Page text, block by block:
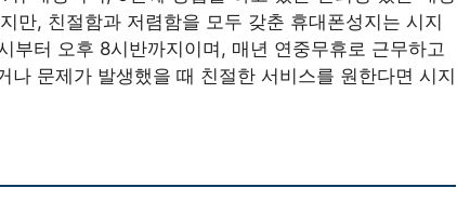
만, 친절함과 저렴함을 모두 갖춘 휴대폰성지는 시지
부터 오후 8시반까지이며, 매년 연중무휴로 근무하고
나 문제가 발생했을 때 친절한 서비스를 원한다면 시지